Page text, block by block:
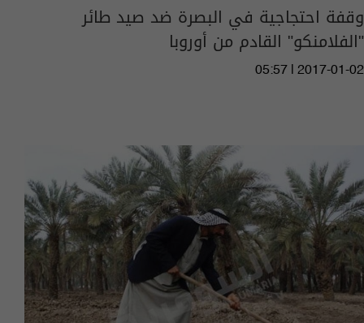
وقفة احتجاجية في البصرة ضد صيد طائر
"الفلامنكو" القادم من أوروبا
05:57 | 2017-01-02